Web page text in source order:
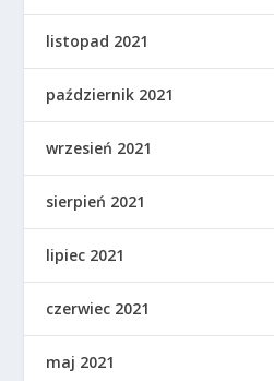
listopad 2021
październik 2021
wrzesień 2021
sierpień 2021
lipiec 2021
czerwiec 2021
maj 2021